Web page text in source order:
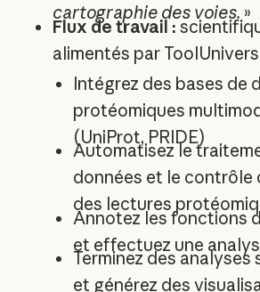
cartographie des voies. »
Flux de travail :
alimentés par
Intégrez des bases de
protéomiques
(UniProt, PRIDE)
Automatisez le
données et le contrôle
des lectures
Annotez les fonctions
et effectuez une
Terminez des
et générez des